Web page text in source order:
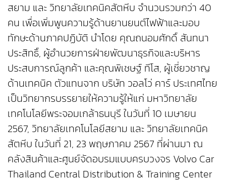
สยาม และ วิทยาลัยเทคนิคสัตหีบ จำนวนรวมกว่า 40
คน เพื่อเพิ่มพูนความรู้ด้านยานยนต์ไฟฟ้าและมอบ
ทักษะด้านภาคปฏิบัติ นำโดย คุณถนอมศักดิ์ สันทนา
ประสิทธิ์, ผู้อำนวยการฝ่ายพัฒนาธุรกิจและบริหาร
ประสบการณ์ลูกค้า และคุณพิเชษฐ์ ทีโส, ผู้เชี่ยวชาญ
ด้านเทคนิค ตัวแทนจาก บริษัท วอลโว่ คาร์ ประเทศไทย
เป็นวิทยากรบรรยายให้ความรู้ให้แก่ มหาวิทยาลัย
เทคโนโลยีพระจอมเกล้าธนบุรี ในวันที่ 10 เมษายน
2567, วิทยาลัยเทคโนโลยีสยาม และ วิทยาลัยเทคนิค
สัตหีบ ในวันที่ 21, 23 พฤษภาคม 2567 ที่ผ่านมา ณ
คลังสินค้าและศูนย์จัดอบรมแบบครบวงจร Volvo Car
Thailand Central Distribution & Training Center